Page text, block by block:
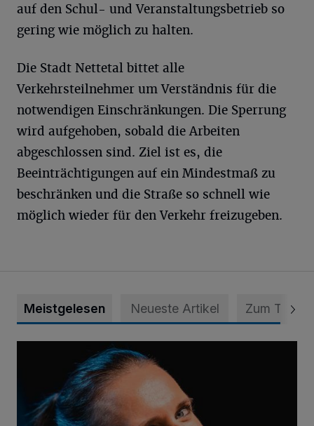
auf den Schul- und Veranstaltungsbetrieb so
gering wie möglich zu halten.
Die Stadt Nettetal bittet alle
Verkehrsteilnehmer um Verständnis für die
notwendigen Einschränkungen. Die Sperrung
wird aufgehoben, sobald die Arbeiten
abgeschlossen sind. Ziel ist es, die
Beeinträchtigungen auf ein Mindestmaß zu
beschränken und die Straße so schnell wie
möglich wieder für den Verkehr freizugeben.
Meistgelesen Neueste Artikel Zum Thema
Von der Streife auf die Weltbühne